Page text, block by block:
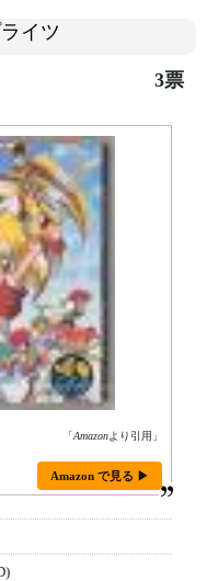
イツ
3票
「Amazonより引用」
Amazon で見る ▶